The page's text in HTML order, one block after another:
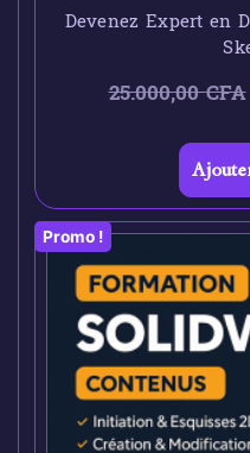
Devenez Expert en
25.000,00CFA
Promo !